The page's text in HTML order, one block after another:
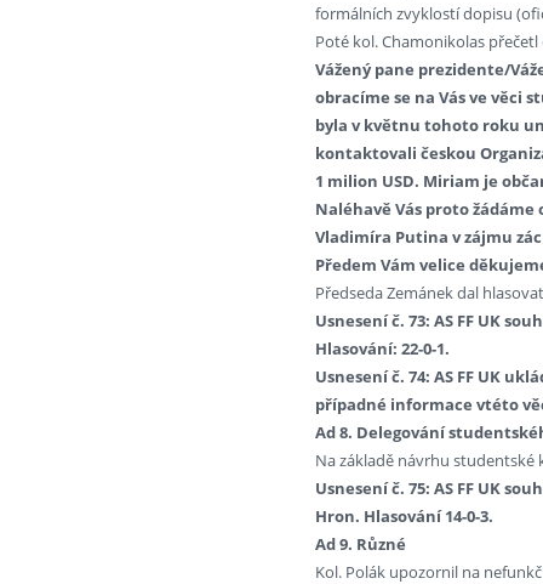
formálních zvyklostí dopisu
Poté kol. Chamonikolas
Vážený pane prezidente/
obracíme se na Vás ve věci
byla v květnu tohoto roku
kontaktovali českou
1 milion USD. Miriam je
Naléhavě Vás proto
Vladimíra Putina v zájmu
Předem Vám velice
Předseda Zemánek dal
Usnesení č. 73: AS FF UK
Hlasování: 22-0-1.
Usnesení č. 74: AS FF UK
případné informace vtéto
Ad 8. Delegování
Na základě návrhu studentské
Usnesení č. 75: AS FF UK
Hron. Hlasování 14-0-3.
Ad 9. Různé
Kol. Polák upozornil na